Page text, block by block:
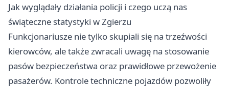
Jak wyglądały działania policji i czego uczą nas
świąteczne statystyki w Zgierzu
Funkcjonariusze nie tylko skupiali się na trzeźwości
kierowców, ale także zwracali uwagę na stosowanie
pasów bezpieczeństwa oraz prawidłowe przewożenie
pasażerów. Kontrole techniczne pojazdów pozwoliły